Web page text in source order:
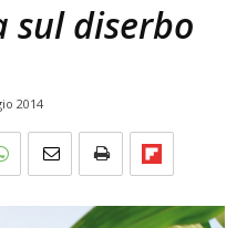
sul diserbo
2014